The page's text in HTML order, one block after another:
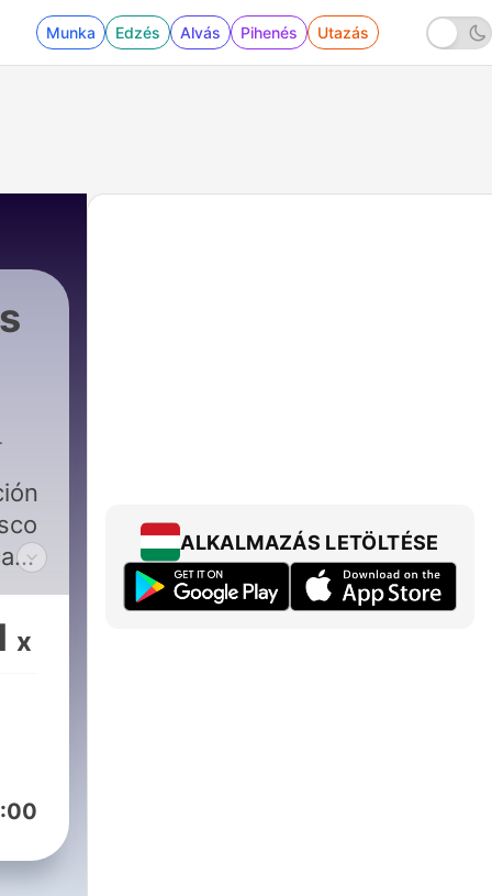
Munka Edzés Alvás Pihenés Utazás
x
ALKALMAZÁS LETÖLTÉSE